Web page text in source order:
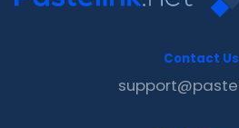
Contact Us